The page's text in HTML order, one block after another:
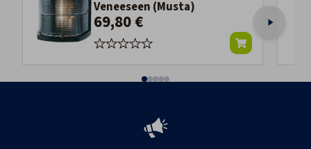
Veneeseen (Musta)
69,80 €